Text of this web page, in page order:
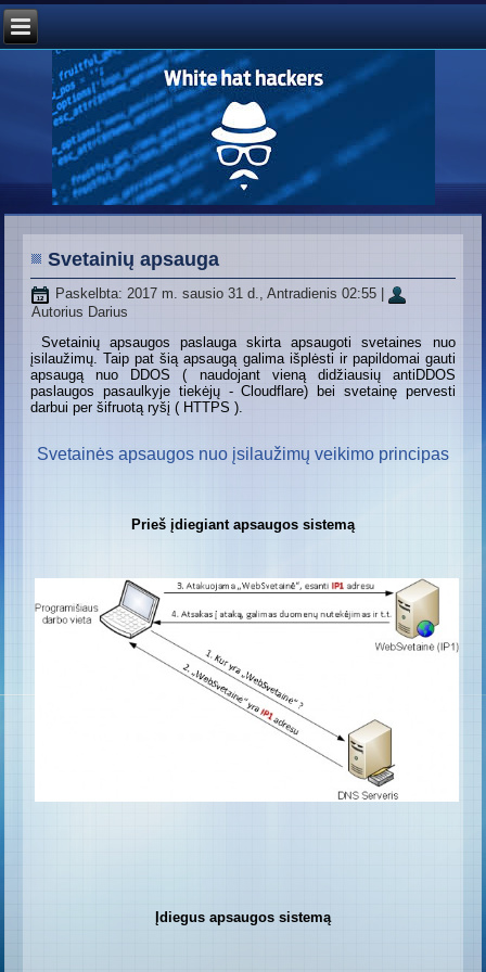
Svetainių apsauga
Paskelbta: 2017 m. sausio 31 d., Antradienis 02:55
Autorius Darius
Svetainių apsaugos paslauga skirta apsaugoti svetaines nuo
įsilaužimų. Taip pat šią apsaugą galima išplėsti ir papildomai gauti
apsaugą nuo DDOS ( naudojant vieną didžiausių antiDDOS
paslaugos pasaulkyje tiekėjų - Cloudflare) bei svetainę pervesti
darbui per šifruotą ryšį ( HTTPS ).
Svetainės apsaugos nuo įsilaužimų veikimo principas
Prieš įdiegiant apsaugos sistemą
Įdiegus apsaugos sistemą